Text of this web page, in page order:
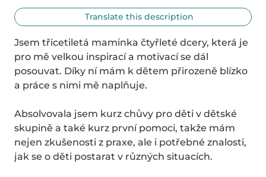
Translate this description
Jsem třicetiletá maminka čtyřleté dcery, která je
pro mě velkou inspirací a motivací se dál
posouvat. Díky ní mám k dětem přirozeně blízko
a práce s nimi mě naplňuje.
Absolvovala jsem kurz chůvy pro děti v dětské
skupině a také kurz první pomoci, takže mám
nejen zkušenosti z praxe, ale i potřebné znalosti,
jak se o děti postarat v různých situacích.